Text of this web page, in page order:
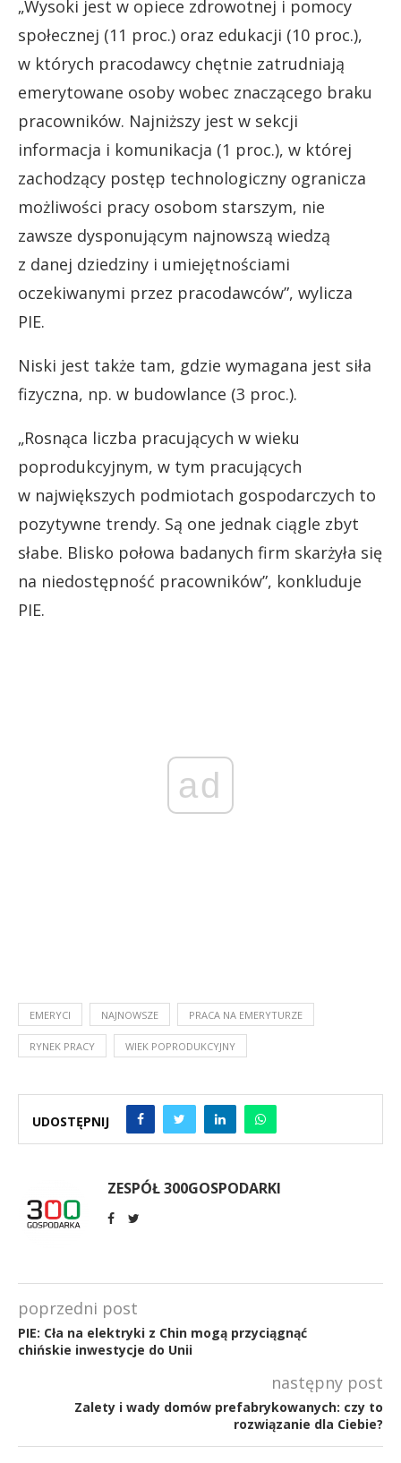
„Wysoki jest w opiece zdrowotnej i pomocy
społecznej (11 proc.) oraz edukacji (10 proc.),
w których pracodawcy chętnie zatrudniają
emerytowane osoby wobec znaczącego braku
pracowników. Najniższy jest w sekcji
informacja i komunikacja (1 proc.), w której
zachodzący postęp technologiczny ogranicza
możliwości pracy osobom starszym, nie
zawsze dysponującym najnowszą wiedzą
z danej dziedziny i umiejętnościami
oczekiwanymi przez pracodawców”, wylicza
PIE.
Niski jest także tam, gdzie wymagana jest siła
fizyczna, np. w budowlance (3 proc.).
„Rosnąca liczba pracujących w wieku
poprodukcyjnym, w tym pracujących
w największych podmiotach gospodarczych to
pozytywne trendy. Są one jednak ciągle zbyt
słabe. Blisko połowa badanych firm skarżyła się
na niedostępność pracowników”, konkluduje
PIE.
ad
EMERYCI NAJNOWSZE PRACA NA EMERYTURZE
RYNEK PRACY WIEK POPRODUKCYJNY
UDOSTĘPNIJ
ZESPÓŁ 300GOSPODARKI
poprzedni post
PIE: Cła na elektryki z Chin mogą przyciągnąć
chińskie inwestycje do Unii
następny post
Zalety i wady domów prefabrykowanych: czy to
rozwiązanie dla Ciebie?